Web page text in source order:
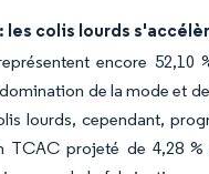
les colis lourds
encore 52,10
de la mode et
lourds, cependant,
TCAC projeté de 4,28 %